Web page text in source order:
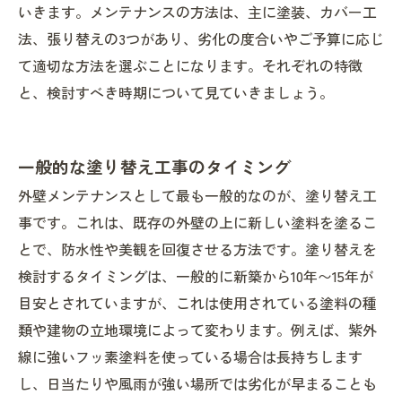
いきます。メンテナンスの方法は、主に塗装、カバー工
法、張り替えの3つがあり、劣化の度合いやご予算に応じ
て適切な方法を選ぶことになります。それぞれの特徴
と、検討すべき時期について見ていきましょう。
一般的な塗り替え工事のタイミング
外壁メンテナンスとして最も一般的なのが、塗り替え工
事です。これは、既存の外壁の上に新しい塗料を塗るこ
とで、防水性や美観を回復させる方法です。塗り替えを
検討するタイミングは、一般的に新築から10年〜15年が
目安とされていますが、これは使用されている塗料の種
類や建物の立地環境によって変わります。例えば、紫外
線に強いフッ素塗料を使っている場合は長持ちします
し、日当たりや風雨が強い場所では劣化が早まることも